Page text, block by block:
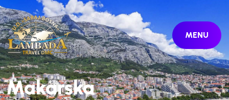
MENU
Makarska